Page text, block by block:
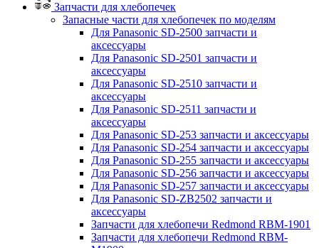
Запчасти для хлебопечек
Запасные части для хлебопечек по моделям
Для Panasonic SD-2500 запчасти и
аксессуары
Для Panasonic SD-2501 запчасти и
аксессуары
Для Panasonic SD-2510 запчасти и
аксессуары
Для Panasonic SD-2511 запчасти и
аксессуары
Для Panasonic SD-253 запчасти и аксессуары
Для Panasonic SD-254 запчасти и аксессуары
Для Panasonic SD-255 запчасти и аксессуары
Для Panasonic SD-256 запчасти и аксессуары
Для Panasonic SD-257 запчасти и аксессуары
Для Panasonic SD-ZB2502 запчасти и
аксессуары
Запчасти для хлебопечи Redmond RBM-1901
Запчасти для хлебопечи Redmond RBM-